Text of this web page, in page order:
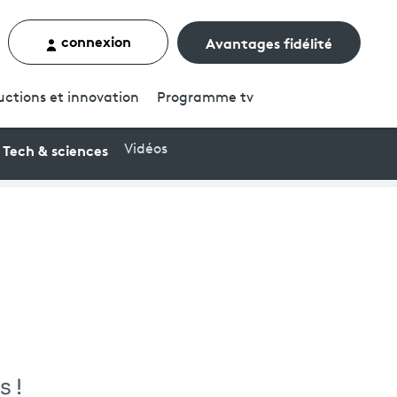
un contenu
connexion Avantages fidélité
et innovation Programme tv
Tech & sciences Vidéos
!